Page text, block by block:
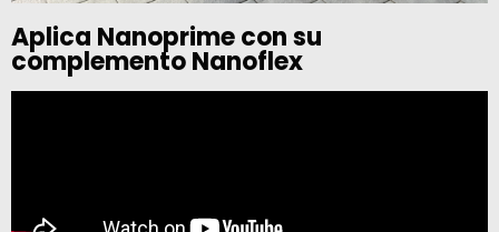
Aplica Nanoprime con su
complemento Nanoflex